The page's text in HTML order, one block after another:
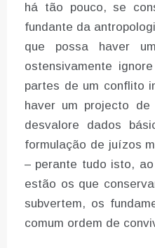
há tão pouco, se
fundante da
que possa haver
ostensivamente
partes de um conflito
haver um projecto
desvalore dados
formulação de juízos
– perante tudo isto,
estão os que
subvertem, os
comum ordem de